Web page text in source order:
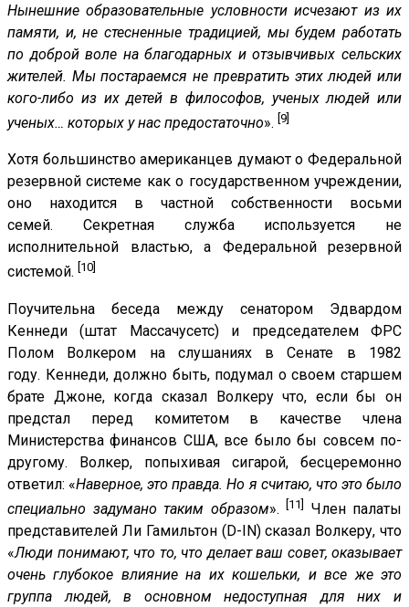
Нынешние образовательные условности исчезают из их
памяти, и, не стесненные традицией, мы будем работать
по доброй воле на благодарных и отзывчивых сельских
жителей. Мы постараемся не превратить этих людей или
кого-либо из их детей в философов, ученых людей или
ученых… которых у нас предостаточно». [9]
Хотя большинство американцев думают о Федеральной
резервной системе как о государственном учреждении,
оно находится в частной собственности восьми
семей. Секретная служба используется не
исполнительной властью, а Федеральной резервной
системой. [10]
Поучительна беседа между сенатором Эдвардом
Кеннеди (штат Массачусетс) и председателем ФРС
Полом Волкером на слушаниях в Сенате в 1982
году. Кеннеди, должно быть, подумал о своем старшем
брате Джоне, когда сказал Волкеру что, если бы он
предстал перед комитетом в качестве члена
Министерства финансов США, все было бы совсем по-
другому. Волкер, попыхивая сигарой, бесцеремонно
ответил: «Наверное, это правда. Но я считаю, что это было
специально задумано таким образом». [11]
Член палаты
представителей Ли Гамильтон (D-IN) сказал Волкеру, что
«Люди понимают, что то, что делает ваш совет, оказывает
очень глубокое влияние на их кошельки, и все же это
группа людей, в основном недоступная для них и